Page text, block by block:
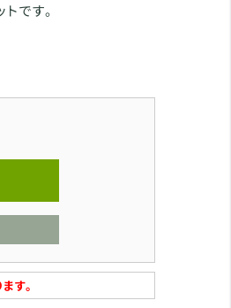
です。
す。